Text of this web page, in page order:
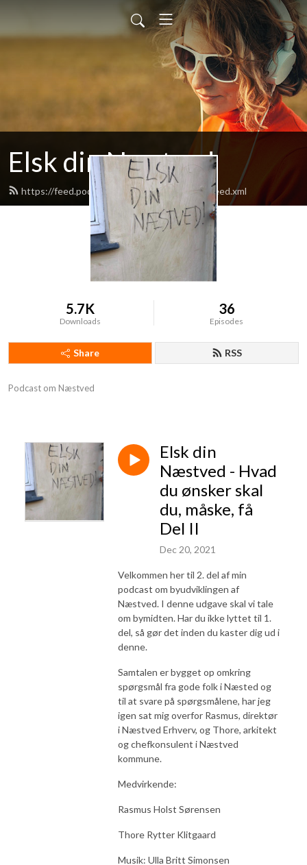
Elsk din Næstved
https://feed.podbean.com/elskdinnaestved/feed.xml
5.7K
Downloads
36
Episodes
Share RSS
Podcast om Næstved
Elsk din
Næstved - Hvad
du ønsker skal
du, måske, få
Del II
Dec 20, 2021
Velkommen her til 2. del af min
podcast om byudviklingen af
Næstved. I denne udgave skal vi tale
om bymidten. Har du ikke lyttet til 1.
del, så gør det inden du kaster dig ud i
denne.
Samtalen er bygget op omkring
spørgsmål fra gode folk i Næsted og
til at svare på spørgsmålene, har jeg
igen sat mig overfor Rasmus, direktør
i Næstved Erhverv, og Thore, arkitekt
og chefkonsulent i Næstved
kommune.
Medvirkende:
Rasmus Holst Sørensen
Thore Rytter Klitgaard
Musik: Ulla Britt Simonsen